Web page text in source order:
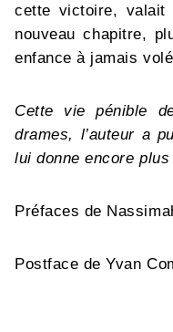
cette victoire, valait
nouveau chapitre,
enfance à jamais
Cette vie pénible
drames, l’auteur a
lui donne encore
Préfaces de
Postface de Yvan